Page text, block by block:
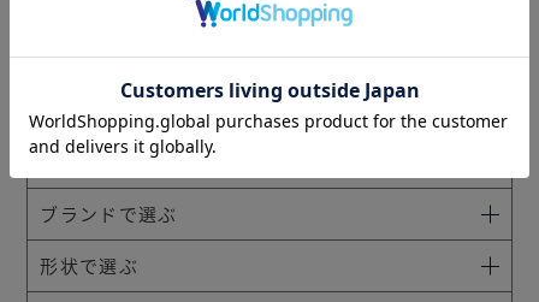
カテゴリーで選ぶ
モデルで選ぶ
ブランドで選ぶ
形状で選ぶ